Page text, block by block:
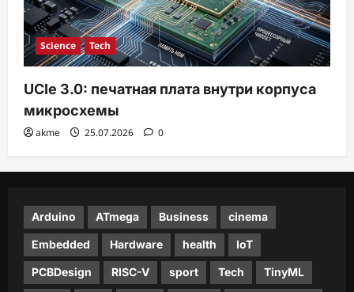
Science Tech
UCIe 3.0: печатная плата внутри корпуса
микросхемы
akme 25.07.2026 0
Arduino ATmega Business cinema
Embedded Hardware health IoT
PCBDesign RISC-V sport Tech TinyML